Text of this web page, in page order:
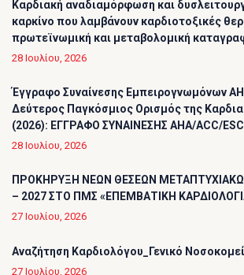
Καρδιακή αναδιαμόρφωση και
καρκίνο που λαμβάνουν καρδιοτοξικές
πρωτεϊνωμική και μεταβολομική
28 Ιουλίου, 2026
Έγγραφο Συναίνεσης Εμπειρογνωμόνων
Δεύτερος Παγκόσμιος Ορισμός της
(2026): ΕΓΓΡΑΦΟ ΣΥΝΑΙΝΕΣΗΣ AHA/ACC/
28 Ιουλίου, 2026
ΠΡΟΚΗΡΥΞΗ ΝΕΩΝ ΘΕΣΕΩΝ
– 2027 ΣΤΟ ΠΜΣ «ΕΠΕΜΒΑΤΙΚΗ
27 Ιουλίου, 2026
Αναζήτηση Καρδιολόγου_Γενικό
27 Ιουλίου, 2026